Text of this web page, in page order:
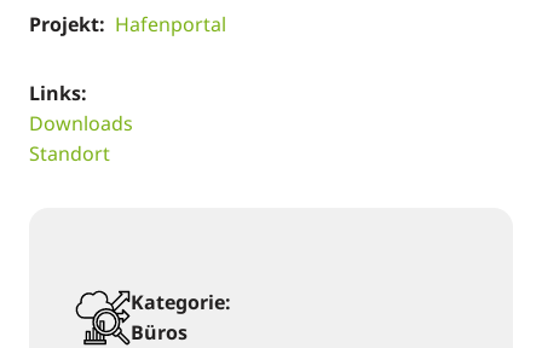
Projekt: Hafenportal
Links:
Downloads
Standort
Kategorie:
Büros